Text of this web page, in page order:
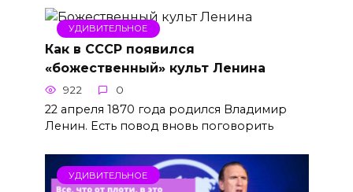
УДИВИТЕЛЬНОЕ
Как в СССР появился
«божественный» культ Ленина
922 0
22 апреля 1870 года родился Владимир
Ленин. Есть повод вновь поговорить
УДИВИТЕЛЬНОЕ